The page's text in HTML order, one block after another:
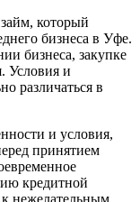
который
бизнеса в Уфе.
бизнеса, закупке
Условия и
различаться в
и условия,
принятием
кредитной
нежелательным